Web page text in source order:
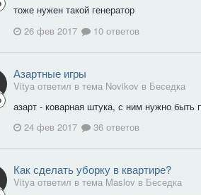
тоже нужен такой генератор
26 фев 2017
10 ответов
Азартные игры
Vitya ответил в тема Novikov в Беседка
азарт - коварная штука, с ним нужно быть
24 фев 2017
36 ответов
Как сделать уборку в квартире?
Vitya ответил в тема Maslov в Беседка